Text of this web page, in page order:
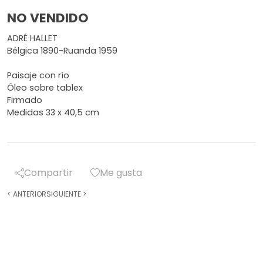
NO VENDIDO
ADRÉ HALLET
Bélgica 1890-Ruanda 1959
Paisaje con río
Óleo sobre tablex
Firmado
Medidas 33 x 40,5 cm
Compartir Me gusta
< ANTERIORSIGUIENTE >